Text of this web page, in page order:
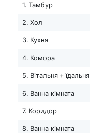
1. Тамбур
2. Хол
3. Кухня
4. Комора
5. Вітальня + їдальня
6. Ванна кімната
7. Коридор
8. Ванна кімната